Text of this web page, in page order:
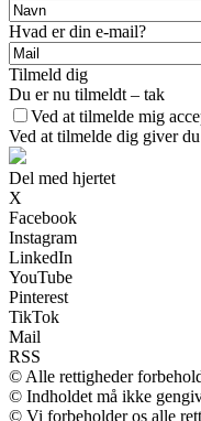
Hvad er din e-mail?
Tilmeld dig
Du er nu tilmeldt – tak
Ved at tilmelde mig
Ved at tilmelde dig giver
Del med hjertet
X
Facebook
Instagram
LinkedIn
YouTube
Pinterest
TikTok
Mail
RSS
© Alle rettigheder
© Indholdet må ikke
© Vi forbeholder os alle